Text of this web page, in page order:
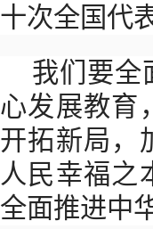
十次全国代
我们要全
心发展教育
开拓新局，
人民幸福之
全面推进中